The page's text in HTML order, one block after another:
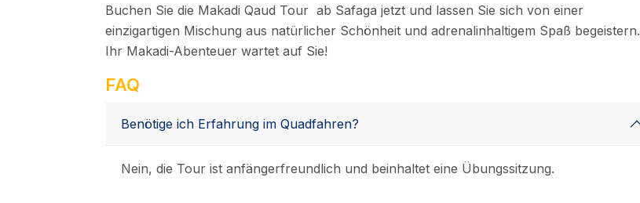
Buchen Sie die Makadi Qaud Tour ab Safaga jetzt und lassen Sie sich von einer
einzigartigen Mischung aus natürlicher Schönheit und adrenalinhaltigem Spaß begeistern.
Ihr Makadi-Abenteuer wartet auf Sie!
FAQ
Benötige ich Erfahrung im Quadfahren?
Nein, die Tour ist anfängerfreundlich und beinhaltet eine Übungssitzung.